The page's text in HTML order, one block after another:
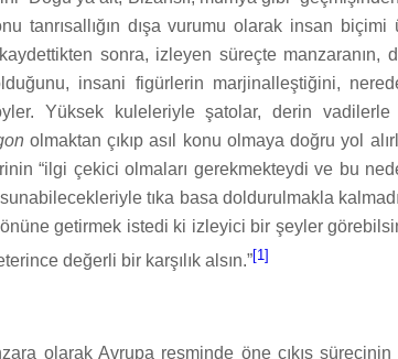
tanrısallığın dışa vurumu olarak insan biçimi
kaydettikten sonra, izleyen süreçte manzaranın,
insani figürlerin marjinalleştiğini,
Yüksek kuleleriyle şatolar, derin vadilerle
olmaktan çıkıp asıl konu olmaya doğru yol
“ilgi çekici olmaları gerekmekteydi ve bu
tıka basa doldurulmakla
getirmek istedi ki izleyici bir şeyler
değerli bir karşılık alsın.”[1]
olarak Avrupa resminde öne çıkış